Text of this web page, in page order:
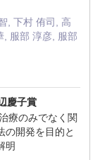
, 下村 侑司, 高
, 服部 淳彦, 服部
慶子賞
療のみでなく関
の開発を目的と
明